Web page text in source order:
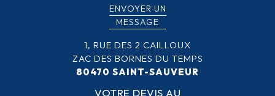
ENVOYER UN
MESSAGE
1, RUE DES 2 CAILLOUX
ZAC DES BORNES DU TEMPS
80470 SAINT-SAUVEUR
VOTRE DEVIS AU